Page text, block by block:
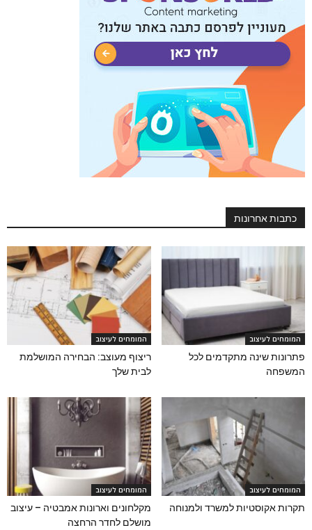
כתבות אחרונות
המומחים לעיצוב
פתרונות שינה מתקדמים לכל
המשפחה
המומחים לעיצוב
ריצוף מעוצב: הבחירה המושלמת
לבית שלך
המומחים לעיצוב
תקרות אקוסטיות למשרד ולמנוחה
המומחים לעיצוב
מקלחונים וארונות אמבטיה – עיצוב
מושלם לחדר הרחצה